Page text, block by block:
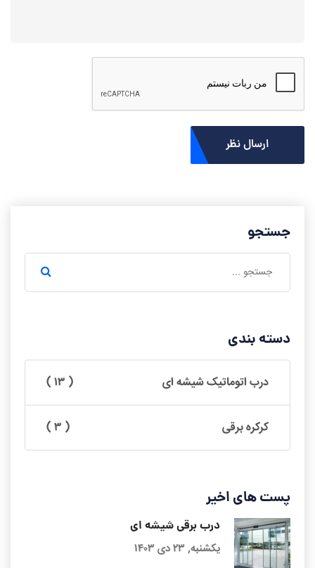
ارسال نظر
جستجو
دسته بندی
درب اتوماتیک شیشه ای ( ۱۳ )
کرکره برقی ( ۳ )
پست های اخیر
درب برقی شیشه ای
یکشنبه, ۲۳ دی ۱۴۰۳